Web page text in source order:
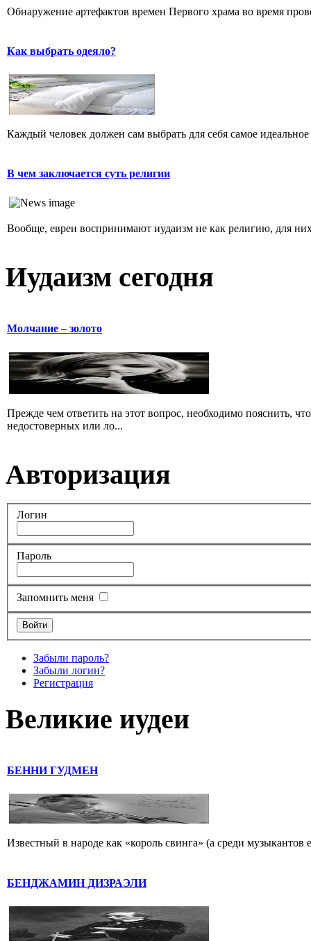
Обнаружение артефактов времен Первого храма во время
Как выбрать одеяло?
Каждый человек должен сам выбрать для себя самое
В чем заключается суть религии
Вообще, евреи воспринимают иудаизм не как религию, для
Иудаизм сегодня
Молчание – золото
Прежде чем ответить на этот вопрос, необходимо пояснить,
недостоверных или ло...
Авторизация
Логин
Пароль
Запомнить меня
Забыли пароль?
Забыли логин?
Регистрация
Великие иудеи
БЕННИ ГУДМЕН
Известный в народе как «король свинга» (а среди
БЕНДЖАМИН ДИЗРАЭЛИ